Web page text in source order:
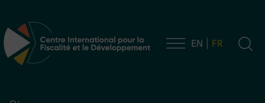
Navigation principale EN FR